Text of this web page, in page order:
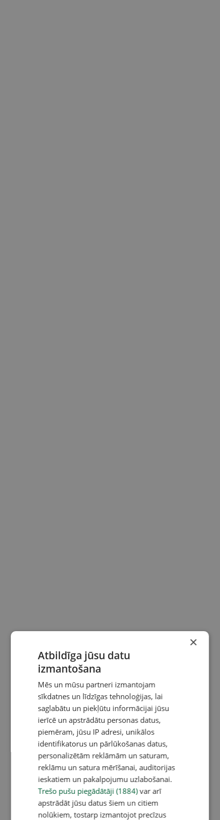
×
Atbildīga jūsu datu
izmantošana
Mēs un mūsu partneri izmantojam
sīkdatnes un līdzīgas tehnoloģijas, lai
saglabātu un piekļūtu informācijai jūsu
ierīcē un apstrādātu personas datus,
piemēram, jūsu IP adresi, unikālos
identifikatorus un pārlūkošanas datus,
personalizētām reklāmām un saturam,
reklāmu un satura mērīšanai, auditorijas
ieskatiem un pakalpojumu uzlabošanai.
Trešo pušu piegādātāji (1884)var arī
apstrādāt jūsu datus šiem un citiem
nolūkiem, tostarp izmantojot precīzus